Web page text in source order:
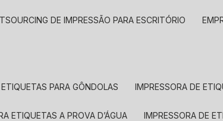
DE IMPRESSÃO PARA ESCRITÓRIO
PARA GÔNDOLAS IMPRESSORA DE
ETIQUETAS A PROVA D’ÁGUA IMPRESSORA DE